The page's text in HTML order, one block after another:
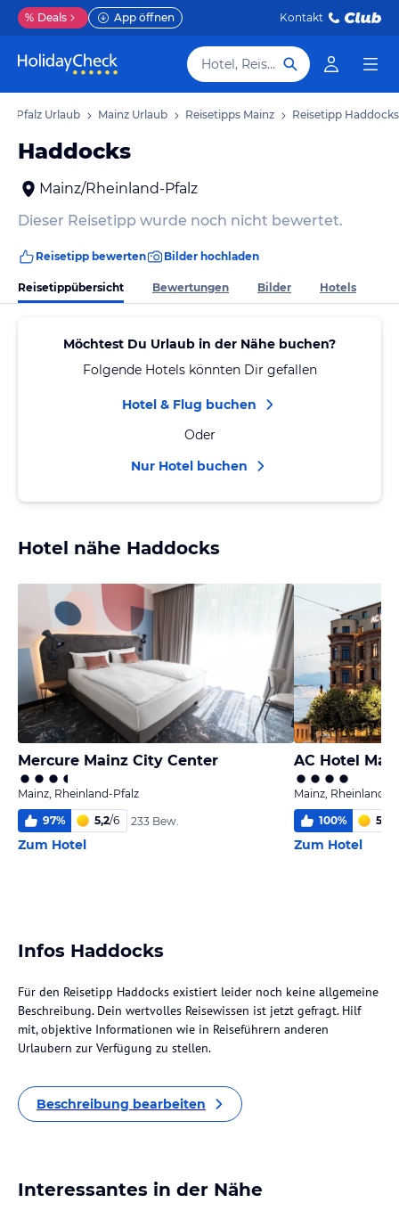
% Deals App öffnen Kontakt
Hotel, Reiseziel
Pfalz Urlaub Mainz Urlaub Reisetipps Mainz Reisetipp Haddocks
Haddocks
Mainz/Rheinland-Pfalz
Dieser Reisetipp wurde noch nicht bewertet.
Reisetipp bewerten Bilder hochladen
Reisetippübersicht Bewertungen Bilder Hotels
Möchtest Du Urlaub in der Nähe buchen?
Folgende Hotels könnten Dir gefallen
Hotel & Flug buchen
Oder
Nur Hotel buchen
Hotel nähe Haddocks
Mercure Mainz City Center
Mainz, Rheinland-Pfalz
97% 5,2/6 233 Bew.
Zum Hotel
AC Hotel
Mainz, Rheinland-
100% 5,3
Zum Hotel
Infos Haddocks
Für den Reisetipp Haddocks existiert leider noch keine allgemeine
Beschreibung. Dein wertvolles Reisewissen ist jetzt gefragt. Hilf
mit, objektive Informationen wie in Reiseführern anderen
Urlaubern zur Verfügung zu stellen.
Beschreibung bearbeiten
Interessantes in der Nähe